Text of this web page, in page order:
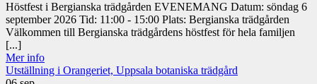
Höstfest i Bergianska trädgården EVENEMANG Datum: söndag 6
september 2026 Tid: 11:00 - 15:00 Plats: Bergianska trädgården
Välkommen till Bergianska trädgårdens höstfest för hela familjen
[...]
Mer info
Utställning i Orangeriet, Uppsala botaniska trädgård